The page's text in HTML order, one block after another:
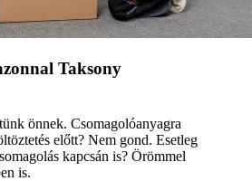
Taksony
önnek. Csomagolóanyagra
előtt? Nem gond. Esetleg
kapcsán is? Örömmel
is.